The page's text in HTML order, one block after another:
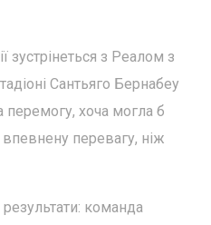
з Реалом з
Сантьяго Бернабеу
хоча могла б
перевагу, ніж
команда